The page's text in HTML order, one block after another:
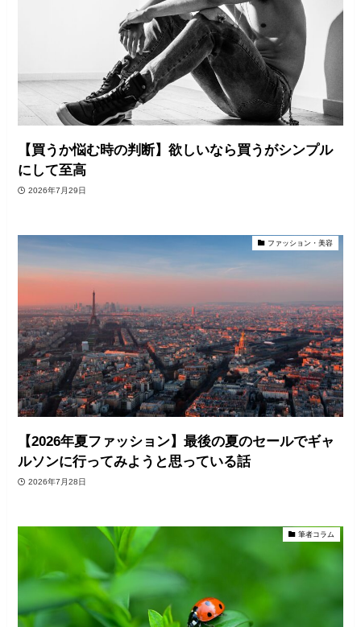
【買うか悩む時の判断】欲しいなら買うがシンプル
にして至高
2026年7月29日
ファッション・美容
【2026年夏ファッション】最後の夏のセールでギャ
ルソンに行ってみようと思っている話
2026年7月28日
筆者コラム